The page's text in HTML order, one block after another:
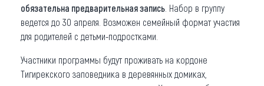
обязательна предварительная запись . Набор в группу
ведется до 30 апреля. Возможен семейный формат участия
для родителей с детьми-подростками.
Участники программы будут проживать на кордоне
Тигирекского заповедника в деревянных домиках,